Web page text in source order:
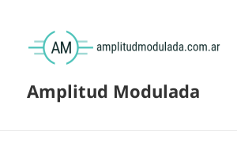
Amplitud Modulada